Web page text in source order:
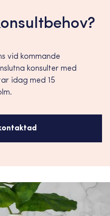
vid kommande
konsulter med
idag med 15